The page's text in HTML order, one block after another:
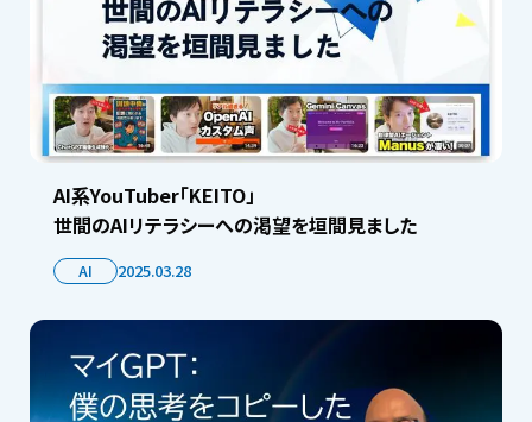
AI系YouTuber「KEITO」
世間のAIリテラシーへの渇望を垣間見ました
AI 2025.03.28